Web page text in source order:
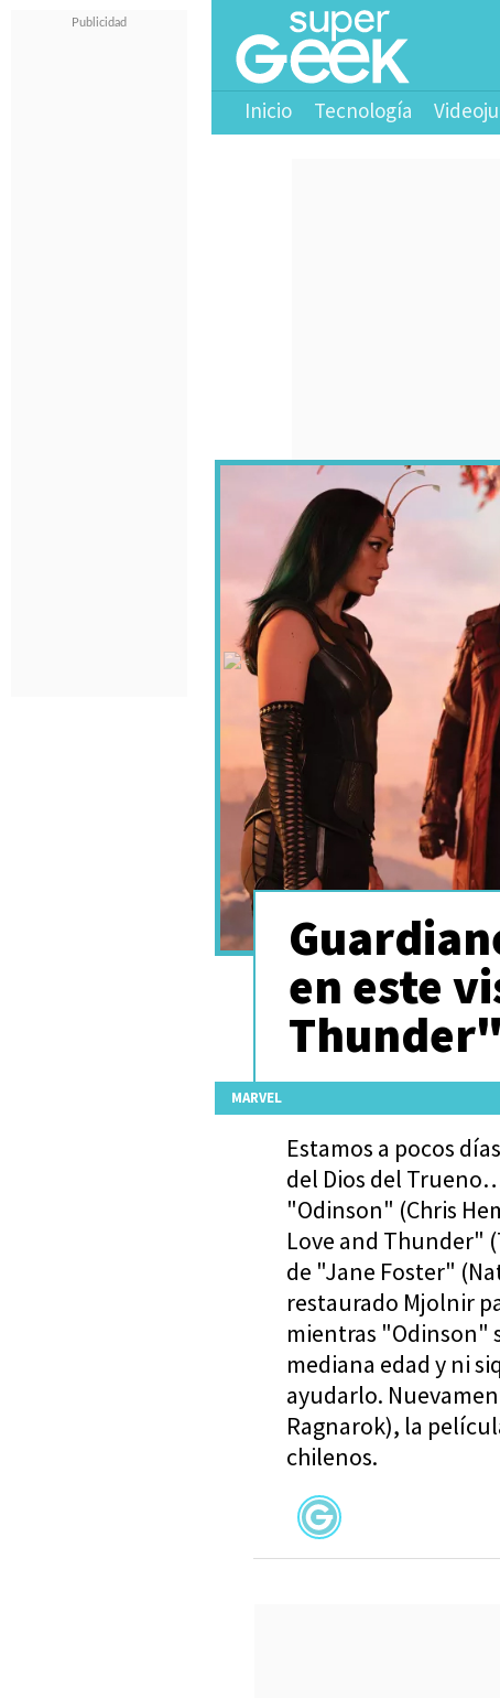
Inicio Tecnología
- Disney/Marvel Studios – Total Film
en este
Thunder"
MARVEL
Estamos a pocos
del Dios del
"Odinson" (Chris
Love and Thunder"
de "Jane Foster"
restaurado Mjolnir
mientras "Odinson"
mediana edad y ni
ayudarlo.
Ragnarok), la
chilenos.